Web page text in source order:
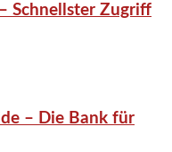
Schnellster Zugriff
– Die Bank für